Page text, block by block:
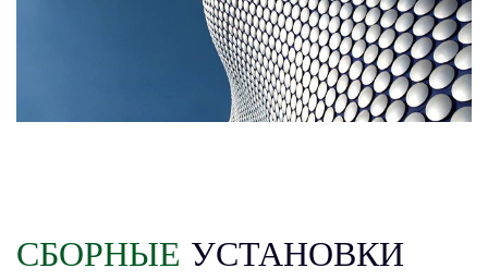
СБОРНЫЕ УСТАНОВКИ